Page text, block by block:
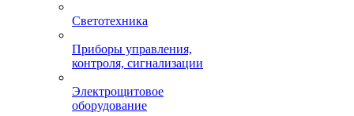
Светотехника
Приборы управления,
контроля, сигнализации
Электрощитовое
оборудование